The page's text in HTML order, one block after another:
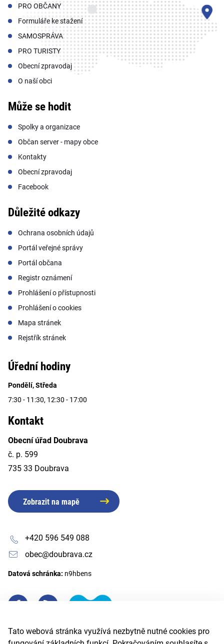
Tato webová stránka využívá nezbytně nutné cookies pro
PRO OBČANY
Formuláře ke stažení
SAMOSPRÁVA
PRO TURISTY
Obecní zpravodaj
O naší obci
Může se hodit
Spolky a organizace
Občan server - mapy obce
Kontakty
Obecní zpravodaj
Facebook
Důležité odkazy
Ochrana osobních údajů
Portál veřejné správy
Portál občana
Registr oznámení
Prohlášení o přístupnosti
Prohlášení o cookies
Mapa stránek
Rejstřík stránek
Úřední hodiny
Pondělí, Středa
7:30 - 11:30, 12:30 - 17:00
Kontakt
Obecní úřad Doubrava
č. p. 599
735 33 Doubrava
Zobrazit na mapě
+420 596 549 088
obec@doubrava.cz
Datová schránka: n9hbens